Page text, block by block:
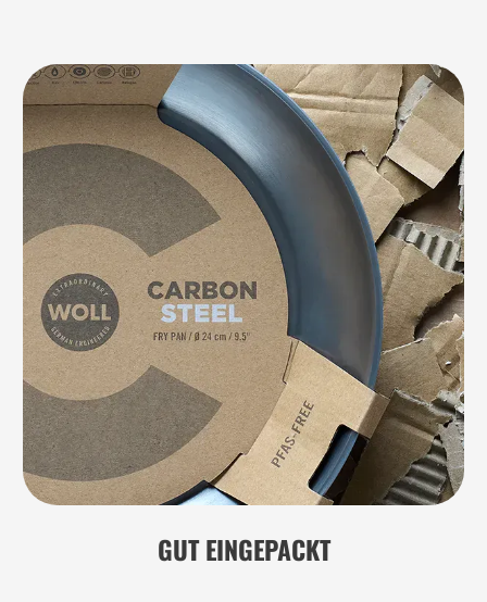
GUT EINGEPACKT